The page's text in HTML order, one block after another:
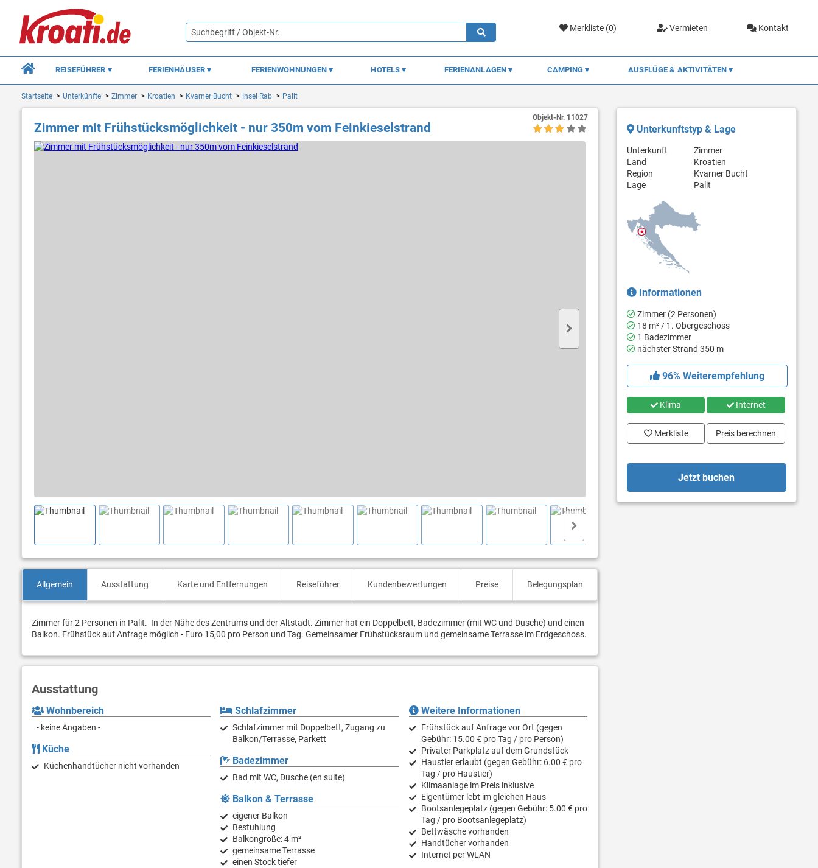
Merkliste (0) Vermieten Kontakt
REISEFÜHRER FERIENHÄUSER FERIENWOHNUNGEN HOTELS FERIENANLAGEN CAMPING AUSFLÜGE & AKTIVITÄTEN
Startseite Unterkünfte Zimmer Kroatien Kvarner Bucht Insel Rab Palit
Zimmer mit Frühstücksmöglichkeit - nur 350m vom Feinkieselstrand
Objekt-Nr. 11027
Allgemein Ausstattung Karte und Entfernungen Reiseführer Kundenbewertungen Preise Belegungsplan
Zimmer für 2 Personen in Palit. In der Nähe des Zentrums und der Altstadt. Zimmer hat ein Doppelbett, Badezimmer (mit WC und Dusche) und einen
Balkon. Frühstück auf Anfrage möglich - Euro 15,00 pro Person und Tag. Gemeinsamer Frühstücksraum und gemeinsame Terrasse im Erdgeschoss.
Ausstattung
Wohnbereich
- keine Angaben -
Küche
Küchenhandtücher nicht vorhanden
Schlafzimmer
Schlafzimmer mit Doppelbett, Zugang zu
Balkon/Terrasse, Parkett
Badezimmer
Bad mit WC, Dusche (en suite)
Balkon & Terrasse
eigener Balkon
Bestuhlung
Balkongröße: 4 m²
gemeinsame Terrasse
einen Stock tiefer
Weitere Informationen
Frühstück auf Anfrage vor Ort (gegen
Gebühr: 15.00 € pro Tag / pro Person)
Privater Parkplatz auf dem Grundstück
Haustier erlaubt (gegen Gebühr: 6.00 € pro
Tag / pro Haustier)
Klimaanlage im Preis inklusive
Eigentümer lebt im gleichen Haus
Bootsanlegeplatz (gegen Gebühr: 5.00 € pro
Tag / pro Bootsanlegeplatz)
Bettwäsche vorhanden
Handtücher vorhanden
Internet per WLAN
Unterkunftstyp & Lage
Unterkunft
Zimmer
Land
Kroatien
Region
Kvarner Bucht
Lage
Palit
Informationen
Zimmer (2 Personen)
18 m² / 1. Obergeschoss
1 Badezimmer
nächster Strand 350 m
96% Weiterempfehlung
Klima Internet
Merkliste Preis berechnen
Jetzt buchen